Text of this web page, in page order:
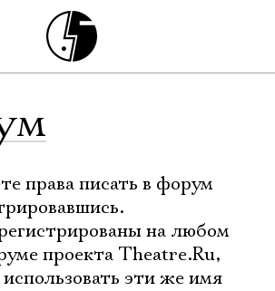
права писать в форум
на любом
проекта Theatre.Ru,
эти же имя